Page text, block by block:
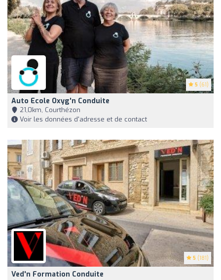
5 (61)
Auto Ecole Oxyg'n Conduite
21,0km, Courthézon
Voir les données d'adresse et de contact
5 (181)
Ved'n Formation Conduite